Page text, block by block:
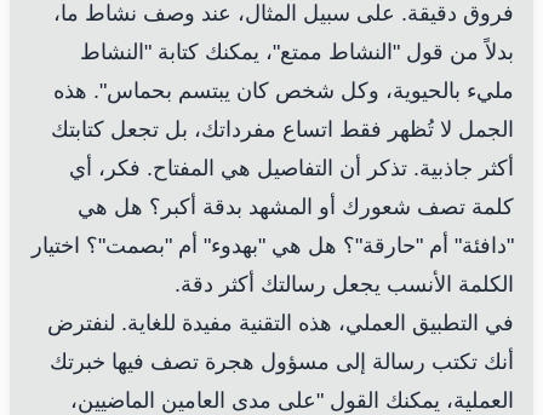
فروق دقيقة. على سبيل المثال، عند وصف نشاط ما،
بدلاً من قول "النشاط ممتع"، يمكنك كتابة "النشاط
مليء بالحيوية، وكل شخص كان يبتسم بحماس". هذه
الجمل لا تُظهر فقط اتساع مفرداتك، بل تجعل كتابتك
أكثر جاذبية. تذكر أن التفاصيل هي المفتاح. فكر، أي
كلمة تصف شعورك أو المشهد بدقة أكبر؟ هل هي
"دافئة" أم "حارقة"؟ هل هي "بهدوء" أم "بصمت"؟ اختيار
الكلمة الأنسب يجعل رسالتك أكثر دقة.
في التطبيق العملي، هذه التقنية مفيدة للغاية. لنفترض
أنك تكتب رسالة إلى مسؤول هجرة تصف فيها خبرتك
العملية، يمكنك القول "على مدى العامين الماضيين،